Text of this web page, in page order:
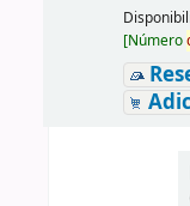
[Número